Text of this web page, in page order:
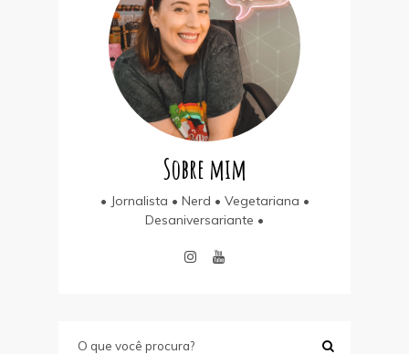
Sobre mim
• Jornalista • Nerd • Vegetariana •
Desaniversariante •